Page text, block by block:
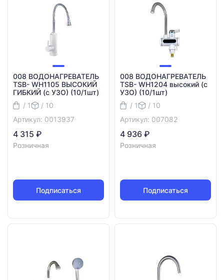
008 ВОДОНАГРЕВАТЕЛЬ
TSB- WH1105 ВЫСОКИЙ
ГИБКИЙ (с УЗО) (10/1шт)
/ 1
/ 10
Артикул: 0013937
4 315 ₽
Розничная
Подписаться
008 ВОДОНАГРЕВАТЕЛЬ
TSB- WH1204 высокий (с
УЗО) (10/1шт)
/ 1
/ 10
Артикул: 007082
4 936 ₽
Розничная
Подписаться